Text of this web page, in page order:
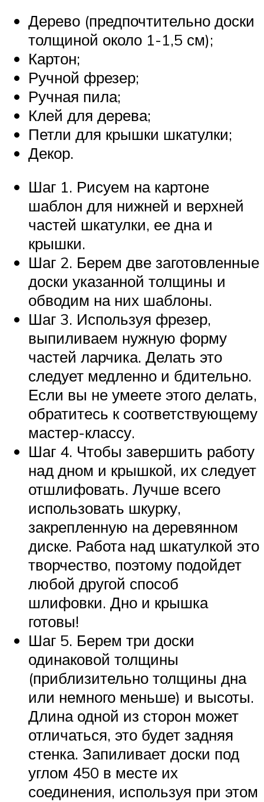
Дерево (предпочтительно доски
толщиной около 1-1,5 см);
Картон;
Ручной фрезер;
Ручная пила;
Клей для дерева;
Петли для крышки шкатулки;
Декор.
Шаг 1. Рисуем на картоне
шаблон для нижней и верхней
частей шкатулки, ее дна и
крышки.
Шаг 2. Берем две заготовленные
доски указанной толщины и
обводим на них шаблоны.
Шаг 3. Используя фрезер,
выпиливаем нужную форму
частей ларчика. Делать это
следует медленно и бдительно.
Если вы не умеете этого делать,
обратитесь к соответствующему
мастер-классу.
Шаг 4. Чтобы завершить работу
над дном и крышкой, их следует
отшлифовать. Лучше всего
использовать шкурку,
закрепленную на деревянном
диске. Работа над шкатулкой это
творчество, поэтому подойдет
любой другой способ
шлифовки. Дно и крышка
готовы!
Шаг 5. Берем три доски
одинаковой толщины
(приблизительно толщины дна
или немного меньше) и высоты.
Длина одной из сторон может
отличаться, это будет задняя
стенка. Запиливает доски под
углом 450 в месте их
соединения, используя при этом